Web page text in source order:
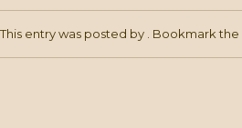
This entry was posted by . Bookmark the